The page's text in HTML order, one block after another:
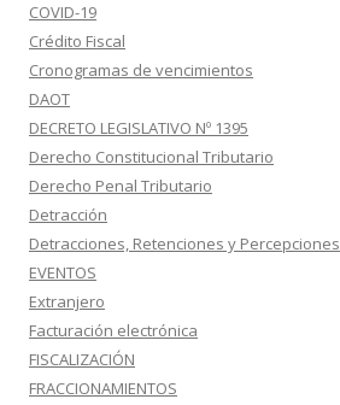
COVID-19
Crédito Fiscal
Cronogramas de vencimientos
DAOT
DECRETO LEGISLATIVO Nº 1395
Derecho Constitucional Tributario
Derecho Penal Tributario
Detracción
Detracciones, Retenciones y Percepciones
EVENTOS
Extranjero
Facturación electrónica
FISCALIZACIÓN
FRACCIONAMIENTOS